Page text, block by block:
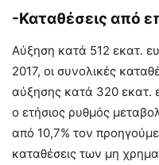
-Καταθέσεις από
Αύξηση κατά 512 εκατ.
2017, οι συνολικές
αύξησης κατά 320 εκατ.
ο ετήσιος ρυθμός
από 10,7% τον
καταθέσεις των μη